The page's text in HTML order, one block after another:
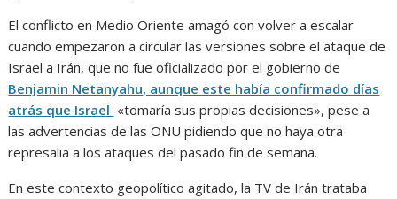
El conflicto en Medio Oriente amagó con volver a escalar
cuando empezaron a circular las versiones sobre el ataque de
Israel a Irán, que no fue oficializado por el gobierno de
Benjamin Netanyahu, aunque este había confirmado días
atrás que Israel «tomaría sus propias decisiones», pese a
las advertencias de las ONU pidiendo que no haya otra
represalia a los ataques del pasado fin de semana.
En este contexto geopolítico agitado, la TV de Irán trataba